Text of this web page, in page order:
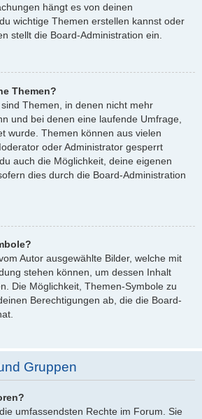
hängt es von deinen
wichtige Themen erstellen kannst oder
stellt die Board-Administration ein.
Themen?
Themen, in denen nicht mehr
und bei denen eine laufende Umfrage,
wurde. Themen können aus vielen
oder Administrator gesperrt
auch die Möglichkeit, deine eigenen
dies durch die Board-Administration
Autor ausgewählte Bilder, welche mit
stehen können, um dessen Inhalt
Die Möglichkeit, Themen-Symbole zu
Berechtigungen ab, die die Board-
Gruppen
umfassendsten Rechte im Forum. Sie